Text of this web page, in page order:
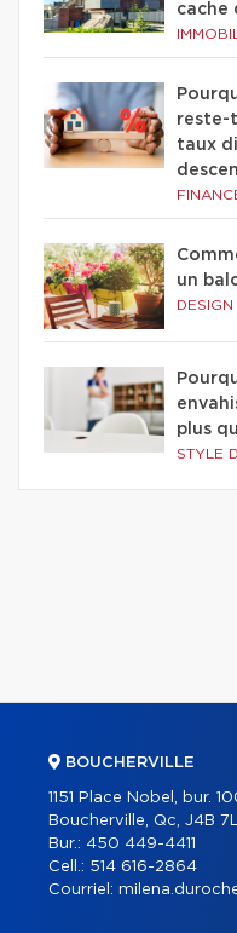
cache
reste-
taux
un
DESIGN
plus
STYLE
BOUCHERVILLE
1151 Place Nobel, bur.
Boucherville, Qc, J4B
Bur.: 450 449-4411
Cell.: 514 616-2864
Courriel: